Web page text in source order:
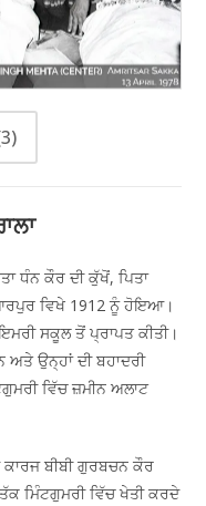
ਧੰਨ ਕੌਰ ਦੀ ਕੁੱਖੋਂ, ਪਿਤਾ
ਵਿਖੇ 1912 ਨੂੰ ਹੋਇਆ।
ਸਕੂਲ ਤੋਂ ਪ੍ਰਾਪਤ ਕੀਤੀ।
ਅਤੇ ਉਨ੍ਹਾਂ ਦੀ ਬਹਾਦਰੀ
ਵਿੱਚ ਜ਼ਮੀਨ ਅਲਾਟ
ਬੀਬੀ ਗੁਰਬਚਨ ਕੌਰ
ਮਿੰਟਗੁਮਰੀ ਵਿੱਚ ਖੇਤੀ ਕਰਦੇ